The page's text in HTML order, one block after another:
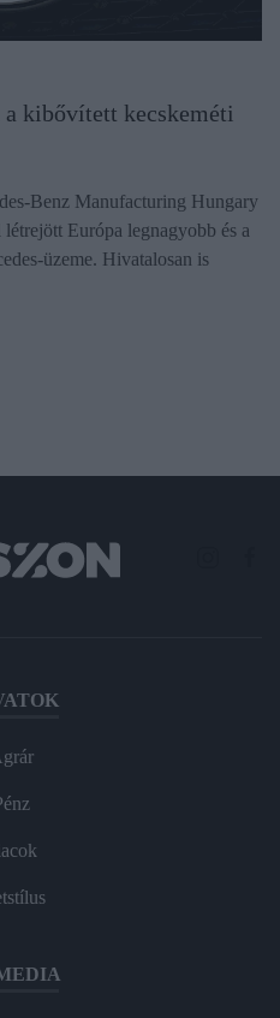
a kibővített kecskeméti
Benz Manufacturing Hungary
Európa legnagyobb és a
üzeme. Hivatalosan is